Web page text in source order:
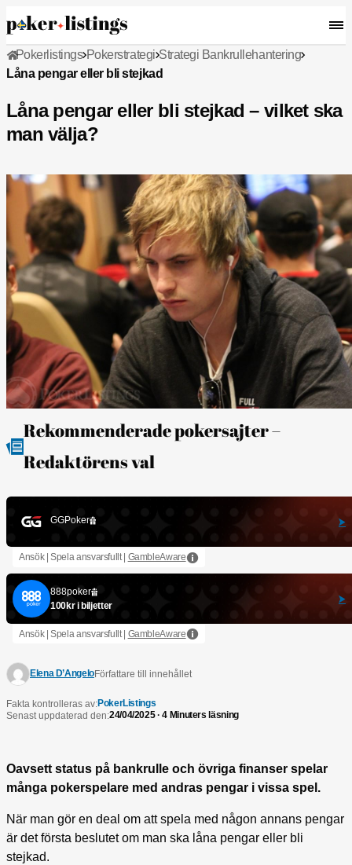
Pokerlistings Pokerstrategi Strategi Bankrullehantering
Låna pengar eller bli stejkad
Låna pengar eller bli stejkad – vilket ska
man välja?
Rekommenderade pokersajter –
Redaktörens val
GGPoker
Ansök | Spela ansvarsfullt | GambleAware
888poker
100kr i biljetter
Ansök | Spela ansvarsfullt | GambleAware
Elena D’AngeloFörfattare till innehållet
Fakta kontrolleras av:PokerListings
Senast uppdaterad den:24/04/2025 · 4 Minuters läsning
Oavsett status på bankrulle och övriga finanser spelar
många pokerspelare med andras pengar i vissa spel.
När man gör en deal om att spela med någon annans pengar
är det första beslutet om man ska låna pengar eller bli
stejkad.